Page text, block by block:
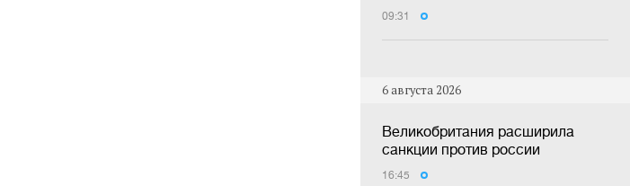
09:31
6 августа 2026
Великобритания расширила
санкции против россии
16:45